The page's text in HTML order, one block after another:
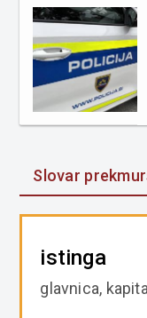
Slovar
istinga
glavnica,